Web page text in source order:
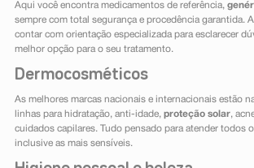
Aqui você encontra medicamentos de referência,
sempre com total segurança e procedência garantida.
contar com orientação especializada para esclarecer
melhor opção para o seu tratamento.
Dermocosméticos
As melhores marcas nacionais e internacionais estão
linhas para hidratação, anti-idade, proteção solar,
cuidados capilares. Tudo pensado para atender todos
inclusive as mais sensíveis.